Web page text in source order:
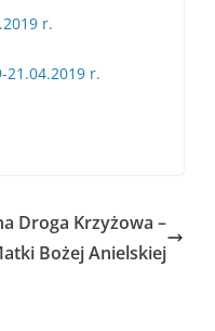
r.
21.04.2019 r.
Droga Krzyżowa –
Bożej Anielskiej